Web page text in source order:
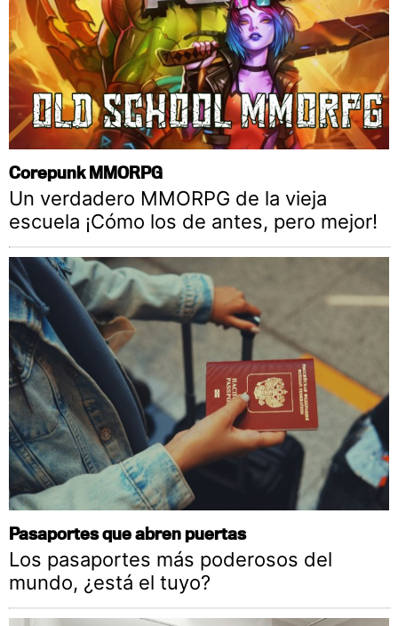
Corepunk MMORPG
Un verdadero MMORPG de la vieja
escuela ¡Cómo los de antes, pero mejor!
Pasaportes que abren puertas
Los pasaportes más poderosos del
mundo, ¿está el tuyo?